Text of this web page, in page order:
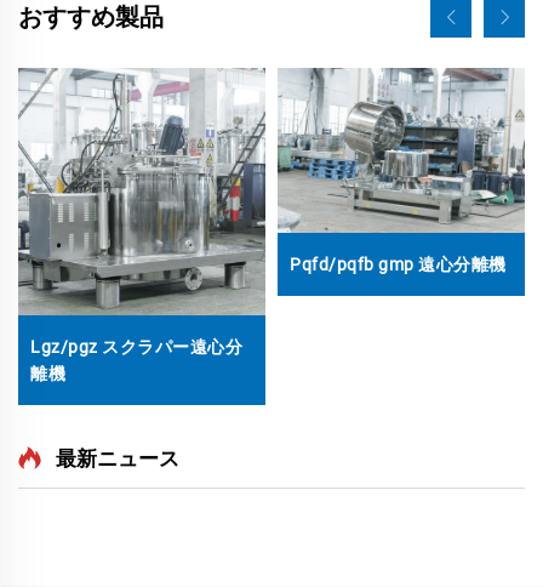
おすすめ製品
Lgz/pgz スクラパー遠心分
離機
Pqfd/pqfb gmp 遠心分離機
最新ニュース